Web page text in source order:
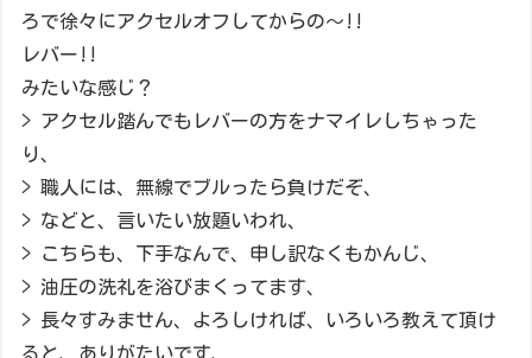
ろで徐々にアクセルオフしてからの～!!
レバー!!
みたいな感じ？
> アクセル踏んでもレバーの方をナマイレしちゃった
り、
> 職人には、無線でブルったら負けだぞ、
> などと、言いたい放題いわれ、
> こちらも、下手なんで、申し訳なくもかんじ、
> 油圧の洗礼を浴びまくってます、
> 長々すみません、よろしければ、いろいろ教えて頂け
ると、ありがたいです、